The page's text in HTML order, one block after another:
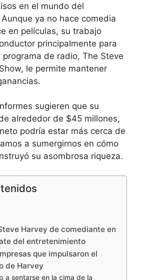
en el mundo del
ya no hace comedia
en películas, su trabajo
principalmente para
programa de radio, The Steve
le permite mantener
sugieren que su
alrededor de $45 millones,
podría estar más cerca de
a sumergirnos en cómo
su asombrosa riqueza.
Harvey de comediante en
del entretenimiento
que impulsaron el
de Harvey
a sentarse en la cima de la